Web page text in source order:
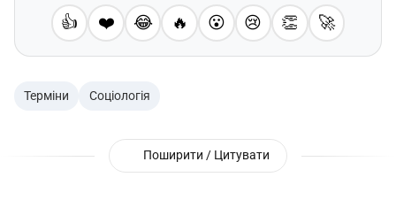
👍 ❤️ 😂 🔥 😮 😢 👏 🚀
Терміни Соціологія
Поширити / Цитувати